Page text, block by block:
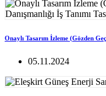
Onaylı Tasarım İzleme (Gözden
05.11.2024